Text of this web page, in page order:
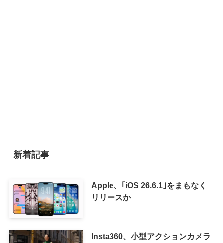
新着記事
Apple、｢iOS 26.6.1｣をまもなく
リリースか
Insta360、小型アクションカメラ